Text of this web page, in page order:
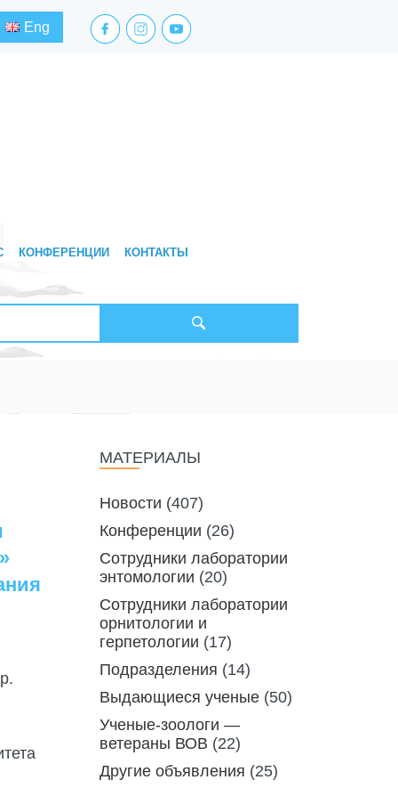
Eng facebook.com
instagram.com
youtube.com
КОНФЕРЕНЦИИ КОНТАКТЫ
МАТЕРИАЛЫ
Новости (407)
Конференции (26)
Сотрудники лаборатории
энтомологии (20)
Сотрудники лаборатории
орнитологии и
герпетологии (17)
Подразделения (14)
Выдающиеся ученые (50)
Ученые-зоологи —
ветераны ВОВ (22)
Другие объявления (25)